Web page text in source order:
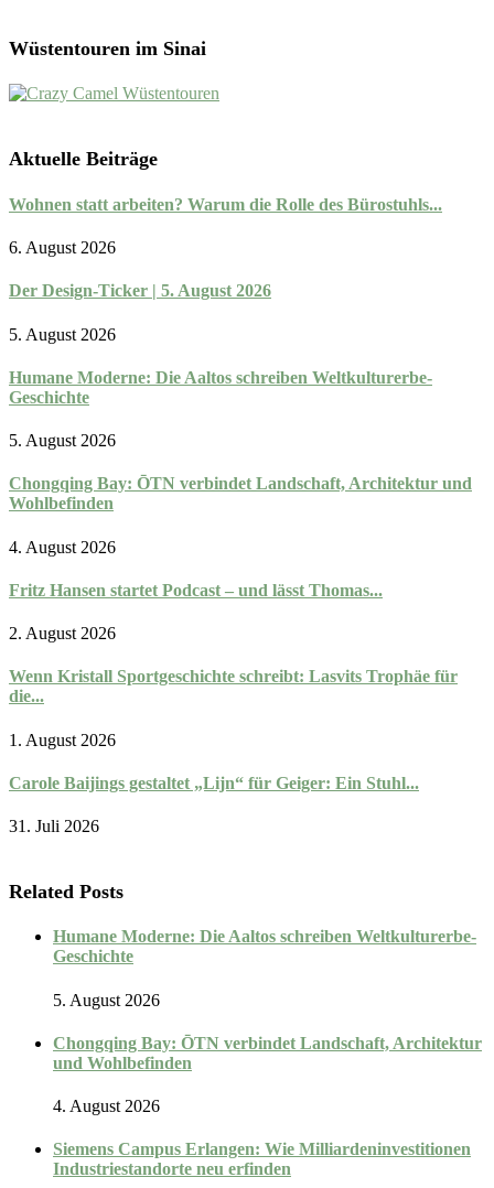
Wüstentouren im Sinai
Aktuelle Beiträge
Wohnen statt arbeiten? Warum die Rolle des Bürostuhls...
6. August 2026
Der Design-Ticker | 5. August 2026
5. August 2026
Humane Moderne: Die Aaltos schreiben Weltkulturerbe-
Geschichte
5. August 2026
Chongqing Bay: ŌTN verbindet Landschaft, Architektur und
Wohlbefinden
4. August 2026
Fritz Hansen startet Podcast – und lässt Thomas...
2. August 2026
Wenn Kristall Sportgeschichte schreibt: Lasvits Trophäe für
die...
1. August 2026
Carole Baijings gestaltet „Lijn“ für Geiger: Ein Stuhl...
31. Juli 2026
Related Posts
Humane Moderne: Die Aaltos schreiben Weltkulturerbe-
Geschichte
5. August 2026
Chongqing Bay: ŌTN verbindet Landschaft, Architektur
und Wohlbefinden
4. August 2026
Siemens Campus Erlangen: Wie Milliardeninvestitionen
Industriestandorte neu erfinden